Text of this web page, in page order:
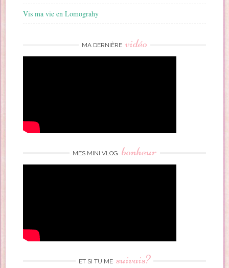
Vis ma vie en Lomograhy
MA DERNIÈRE vidéo
MES MINI VLOG bonheur
ET SI TU ME suivais?